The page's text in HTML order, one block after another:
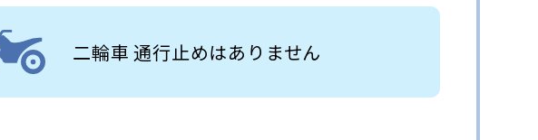
二輪車 通行止めはありません